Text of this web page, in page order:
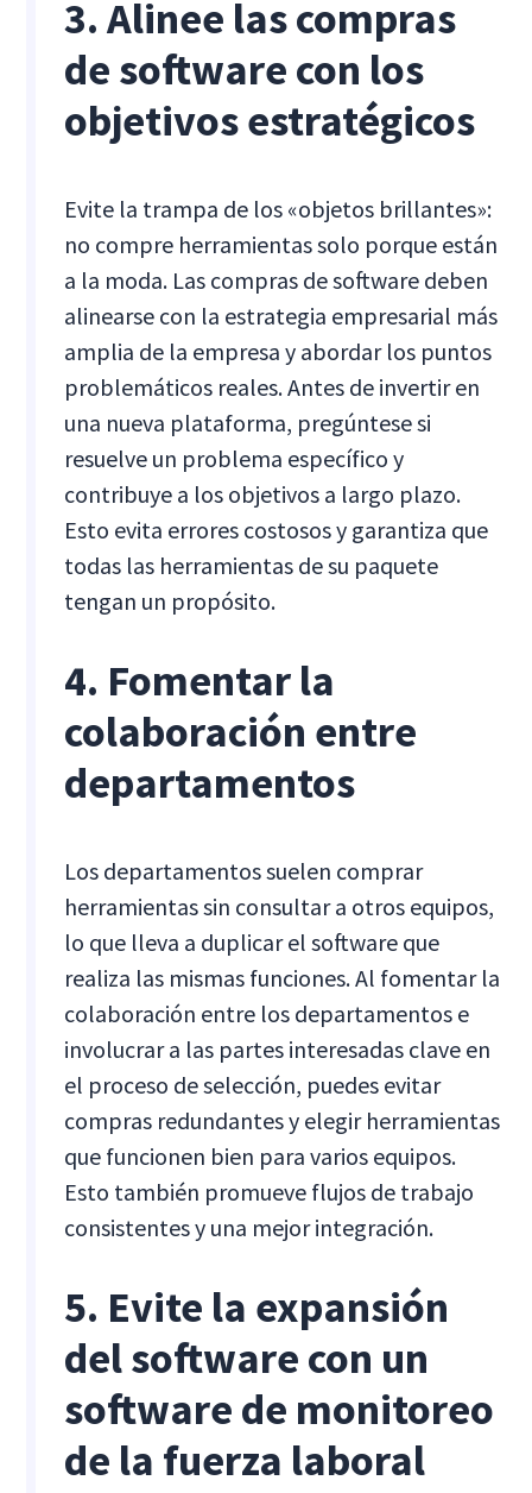
3. Alinee las compras
de software con los
objetivos estratégicos
Evite la trampa de los «objetos brillantes»:
no compre herramientas solo porque están
a la moda. Las compras de software deben
alinearse con la estrategia empresarial más
amplia de la empresa y abordar los puntos
problemáticos reales. Antes de invertir en
una nueva plataforma, pregúntese si
resuelve un problema específico y
contribuye a los objetivos a largo plazo.
Esto evita errores costosos y garantiza que
todas las herramientas de su paquete
tengan un propósito.
4. Fomentar la
colaboración entre
departamentos
Los departamentos suelen comprar
herramientas sin consultar a otros equipos,
lo que lleva a duplicar el software que
realiza las mismas funciones. Al fomentar la
colaboración entre los departamentos e
involucrar a las partes interesadas clave en
el proceso de selección, puedes evitar
compras redundantes y elegir herramientas
que funcionen bien para varios equipos.
Esto también promueve flujos de trabajo
consistentes y una mejor integración.
5. Evite la expansión
del software con un
software de monitoreo
de la fuerza laboral